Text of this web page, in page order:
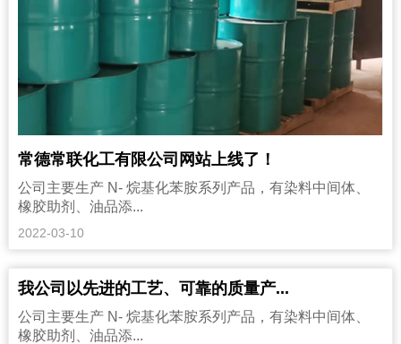
常德常联化工有限公司网站上线了！
公司主要生产 N- 烷基化苯胺系列产品，有染料中间体、
橡胶助剂、油品添...
2022-03-10
我公司以先进的工艺、可靠的质量产...
公司主要生产 N- 烷基化苯胺系列产品，有染料中间体、
橡胶助剂、油品添...